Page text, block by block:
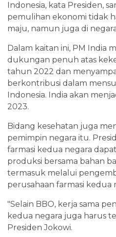
Indonesia, kata Presiden,
pemulihan ekonomi tidak
maju, namun juga di
Dalam kaitan ini, PM India
dukungan penuh atas
tahun 2022 dan
berkontribusi dalam
Indonesia. India akan
2023.
Bidang kesehatan juga
pemimpin negara itu.
farmasi kedua negara
produksi bersama bahan
termasuk melalui
perusahaan farmasi kedua
"Selain BBO, kerja sama
kedua negara juga harus
Presiden Jokowi.